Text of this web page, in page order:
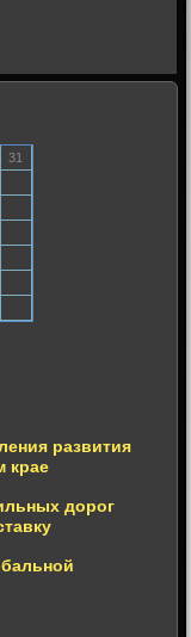
31
развития
крае
дорог